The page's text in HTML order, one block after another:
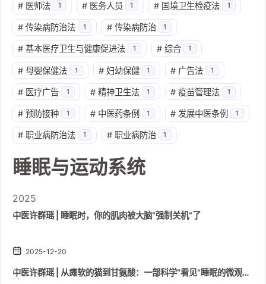
# 医师法 1 # 医务人员 1 # 国境卫生检疫法 1
# 传染病防治法 1 # 传染病防治 1
# 基本医疗卫生与健康促进法 1 # 综合 1
# 母婴保健法 1 # 妇幼保健 1 # 广告法 1
# 医疗广告 1 # 精神卫生法 1 # 疫苗管理法 1
# 预防接种 1 # 中医药条例 1 # 发展中医条例 1
# 职业病防治法 1 # 职业病防治 1
睡眠与运动系统
2025
中医许群瑶 | 睡眠时，你的肌肉被大脑“强制关机”了
2025-12-20
中医许群瑶 | 从瘫软的猫到甘氨酸：一部科学“看见”睡眠的微观史